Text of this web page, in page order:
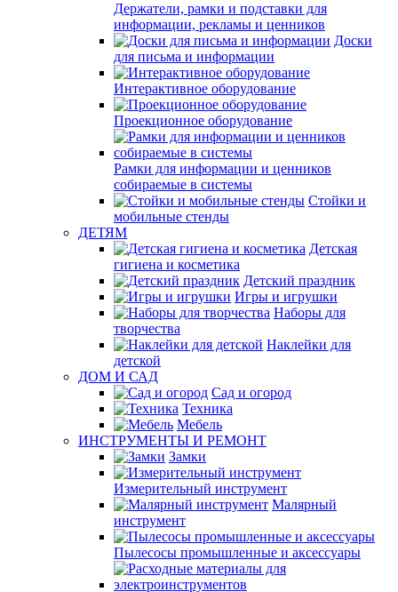
Держатели, рамки и подставки для
информации, рекламы и ценников
Доски
для письма и информации
Интерактивное оборудование
Проекционное оборудование
Рамки для информации и ценников
собираемые в системы
Стойки и
мобильные стенды
ДЕТЯМ
Детская
гигиена и косметика
Детский праздник
Игры и игрушки
Наборы для
творчества
Наклейки для
детской
ДОМ И САД
Сад и огород
Техника
Мебель
ИНСТРУМЕНТЫ И РЕМОНТ
Замки
Измерительный инструмент
Малярный
инструмент
Пылесосы промышленные и аксессуары